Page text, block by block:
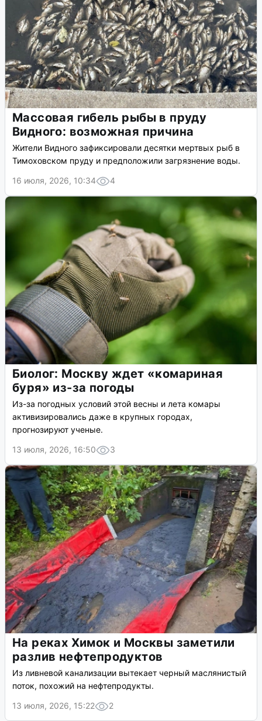
Массовая гибель рыбы в пруду
Видного: возможная причина
Жители Видного зафиксировали десятки мертвых рыб в
Тимоховском пруду и предположили загрязнение воды.
16 июля, 2026, 10:34
4
Биолог: Москву ждет «комариная
буря» из-за погоды
Из-за погодных условий этой весны и лета комары
активизировались даже в крупных городах,
прогнозируют ученые.
13 июля, 2026, 16:50
3
На реках Химок и Москвы заметили
разлив нефтепродуктов
Из ливневой канализации вытекает черный маслянистый
поток, похожий на нефтепродукты.
13 июля, 2026, 15:22
2